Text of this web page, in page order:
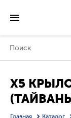
X5
Главная Каталог